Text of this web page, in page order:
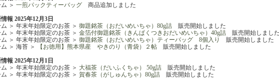
＞ 一煎パックティーバッグ 商品追加しました
報 2025年12月3日
＞ 年末年始限定のお茶 ＞ 御題銘茶（おだいめいちゃ）80g詰 販売開始しました
＞ 年末年始限定のお茶 ＞ 金箔付御題銘茶（きんぱくつきおだいめいちゃ）40g詰 販売開始しました
＞ 年末年始限定のお茶 ＞ 御題銘茶（おだいめいちゃ）ティーバッグ 8個入り
販売開始しました
＞ 海苔 ＞
【お徳用】熊本県産 やきのり（青袋）２帖 販売開始しました
報 2025年12月1日
＞ 年末年始限定のお茶 ＞ 大福茶（だいふくちゃ） 50g詰 販売開始しました
＞ 年末年始限定のお茶 ＞ 賀春茶（がしゅんちゃ）80g詰 販売開始しました